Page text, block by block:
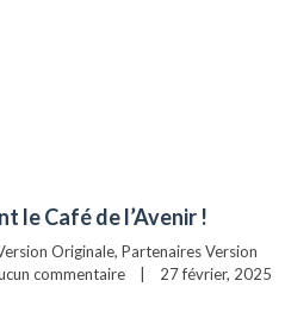
le Café de l’Avenir !
Originale, Partenaires Version
commentaire